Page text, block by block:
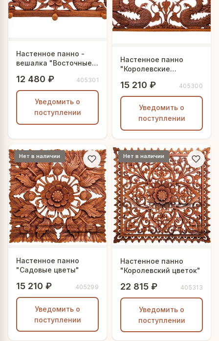
Настенное панно -
вешалка "Восточные
12 480 ₽ 405301
Уведомить о
поступлении
Настенное панно
"Королевские
15 210 ₽ 405300
Уведомить о
поступлении
Нет в наличии
Настенное панно
"Садовые цветы"
15 210 ₽ 405299
Уведомить о
поступлении
Нет в наличии
Настенное панно
"Королевский цветок"
22 815 ₽ 405313
Уведомить о
поступлении